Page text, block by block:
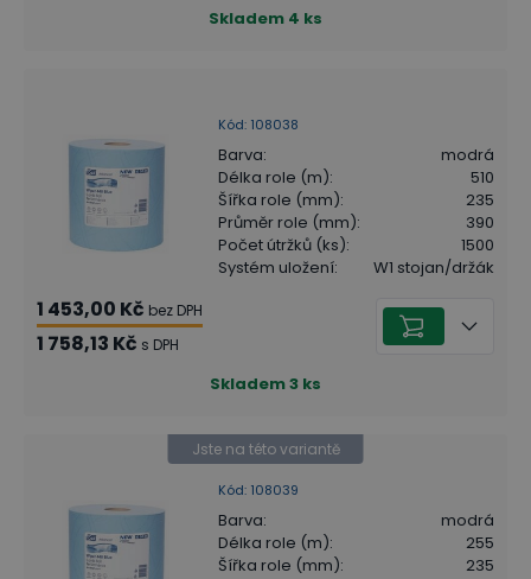
Skladem 4 ks
Kód: 108038
Barva:
modrá
Délka role (m):
510
Šířka role (mm):
235
Průměr role (mm):
390
Počet útržků (ks):
1500
Systém uložení: W1 stojan/držák
1 453,00 Kč bez DPH
1 758,13 Kč s DPH
Skladem3 ks
Kód: 108039
Jste na této variantě
Barva:
modrá
Délka role (m):
255
Šířka role (mm):
235